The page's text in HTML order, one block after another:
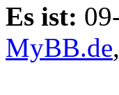
Es ist:
MyBB.de